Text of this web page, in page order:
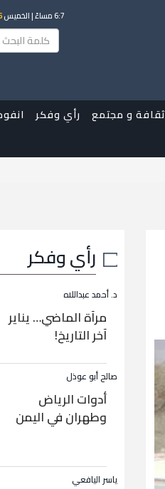
6:7 مساءً | الخميس
ثقافة و مجتمع رأي وفكر
رأي وفكر
د. أحمد عبداللاه
مرآة الماضي… يناير
آخر التاريخ!
صالح أبو عوذل
أدوات الرياض
وطهران في اليمن
ياسر اليافعي